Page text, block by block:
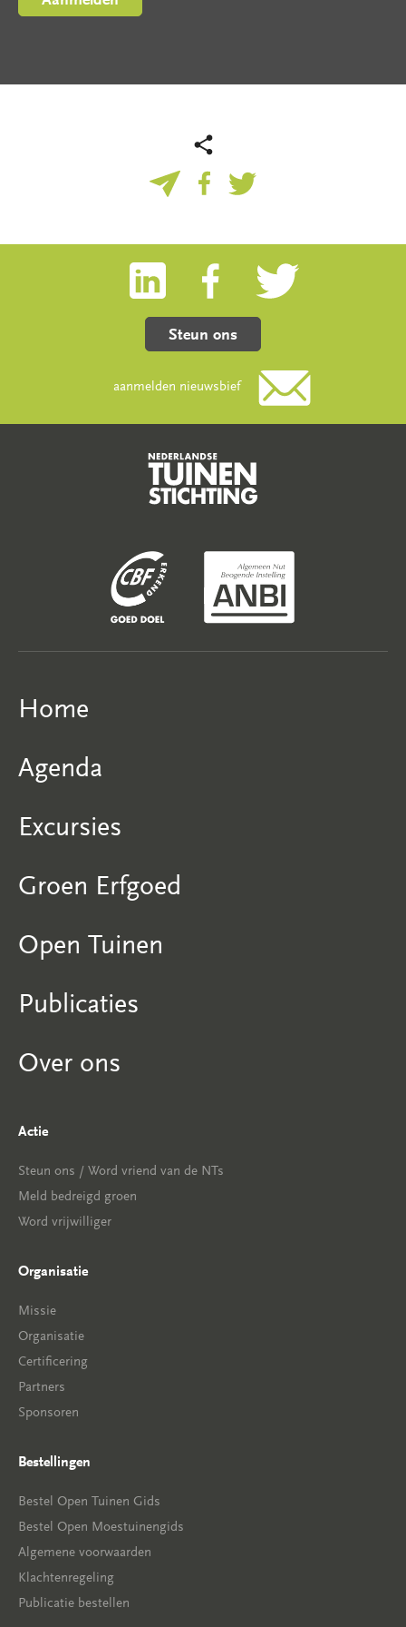
Steun ons
aanmelden nieuwsbief
Home
Agenda
Excursies
Groen Erfgoed
Open Tuinen
Publicaties
Over ons
Actie
Steun ons / Word vriend van de NTs
Meld bedreigd groen
Word vrijwilliger
Organisatie
Missie
Organisatie
Certificering
Partners
Sponsoren
Bestellingen
Bestel Open Tuinen Gids
Bestel Open Moestuinengids
Algemene voorwaarden
Klachtenregeling
Publicatie bestellen